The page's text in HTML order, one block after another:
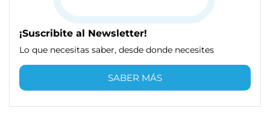
¡Suscribite al Newsletter!
Lo que necesitas saber, desde donde necesites
SABER MÁS